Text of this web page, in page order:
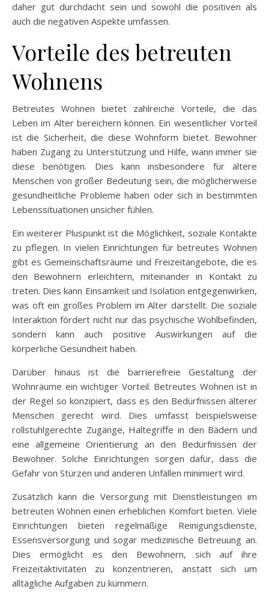
daher gut durchdacht sein und sowohl die positiven als
auch die negativen Aspekte umfassen.
Vorteile des betreuten
Wohnens
Betreutes Wohnen bietet zahlreiche Vorteile, die das
Leben im Alter bereichern können. Ein wesentlicher Vorteil
ist die Sicherheit, die diese Wohnform bietet. Bewohner
haben Zugang zu Unterstützung und Hilfe, wann immer sie
diese benötigen. Dies kann insbesondere für ältere
Menschen von großer Bedeutung sein, die möglicherweise
gesundheitliche Probleme haben oder sich in bestimmten
Lebenssituationen unsicher fühlen.
Ein weiterer Pluspunkt ist die Möglichkeit, soziale Kontakte
zu pflegen. In vielen Einrichtungen für betreutes Wohnen
gibt es Gemeinschaftsräume und Freizeitangebote, die es
den Bewohnern erleichtern, miteinander in Kontakt zu
treten. Dies kann Einsamkeit und Isolation entgegenwirken,
was oft ein großes Problem im Alter darstellt. Die soziale
Interaktion fördert nicht nur das psychische Wohlbefinden,
sondern kann auch positive Auswirkungen auf die
körperliche Gesundheit haben.
Darüber hinaus ist die barrierefreie Gestaltung der
Wohnräume ein wichtiger Vorteil. Betreutes Wohnen ist in
der Regel so konzipiert, dass es den Bedürfnissen älterer
Menschen gerecht wird. Dies umfasst beispielsweise
rollstuhlgerechte Zugänge, Haltegriffe in den Bädern und
eine allgemeine Orientierung an den Bedürfnissen der
Bewohner. Solche Einrichtungen sorgen dafür, dass die
Gefahr von Stürzen und anderen Unfällen minimiert wird.
Zusätzlich kann die Versorgung mit Dienstleistungen im
betreuten Wohnen einen erheblichen Komfort bieten. Viele
Einrichtungen bieten regelmäßige Reinigungsdienste,
Essensversorgung und sogar medizinische Betreuung an.
Dies ermöglicht es den Bewohnern, sich auf ihre
Freizeitaktivitäten zu konzentrieren, anstatt sich um
alltägliche Aufgaben zu kümmern.